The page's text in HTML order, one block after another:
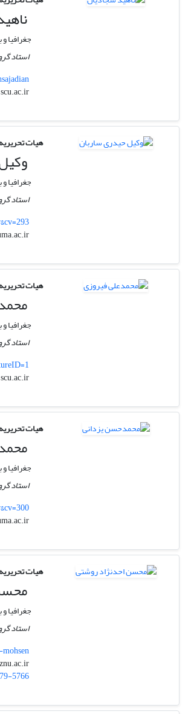
جغرافیا
استاد
nsajadian
scu.ac.ir
هیات تحریریه
جغرافیا
استاد
v_heidari
هیات تحریریه
جغرافیا
استاد
m.alifiroozi
scu.ac.ir
هیات تحریریه
جغرافیا
استاد
yazdani
هیات تحریریه
جغرافیا
استاد
ahadnejad
znu.ac.ir
5766